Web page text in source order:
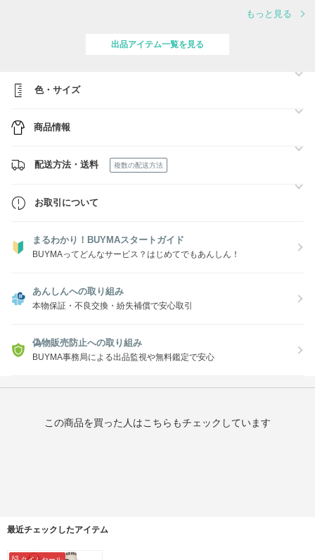
★アメリカ販売業ライセンス所持/フロリダ州管轄
★取扱商品はもちろん全て100%正規品絶対保証
もっと見る
出品アイテム一覧を見る
色・サイズ
商品情報
配送方法・送料 複数の配送方法
お取引について
まるわかり！BUYMAスタートガイド
BUYMAってどんなサービス？はじめてでもあんしん！
あんしんへの取り組み
本物保証・不良交換・紛失補償で安心取引
偽物販売防止への取り組み
BUYMA事務局による出品監視や無料鑑定で安心
この商品を買った人はこちらもチェックしています
最近チェックしたアイテム